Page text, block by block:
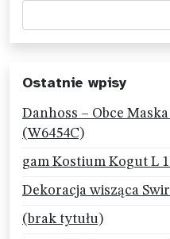
Ostatnie wpisy
Danhoss – Obce
(W6454C)
gam Kostium Kogut L
Dekoracja wisząca
(brak tytułu)